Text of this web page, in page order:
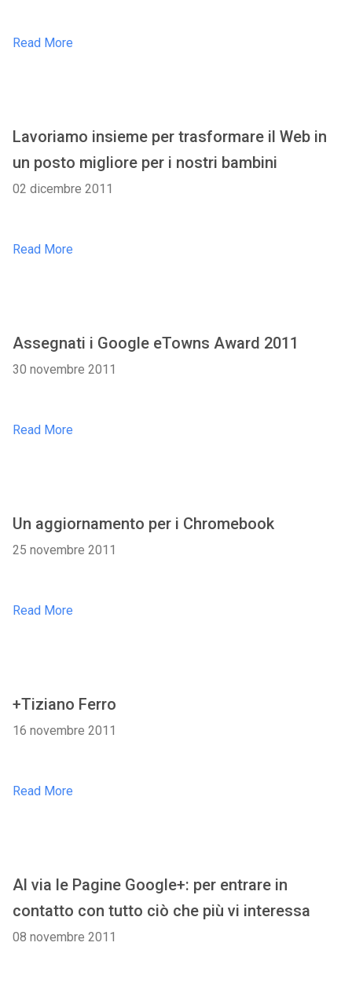
Read More
Lavoriamo insieme per trasformare il Web in
un posto migliore per i nostri bambini
02 dicembre 2011
Read More
Assegnati i Google eTowns Award 2011
30 novembre 2011
Read More
Un aggiornamento per i Chromebook
25 novembre 2011
Read More
+Tiziano Ferro
16 novembre 2011
Read More
Al via le Pagine Google+: per entrare in
contatto con tutto ciò che più vi interessa
08 novembre 2011